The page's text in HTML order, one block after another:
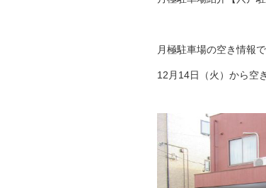
月極駐車場の空き情報で
12月14日（火）から空